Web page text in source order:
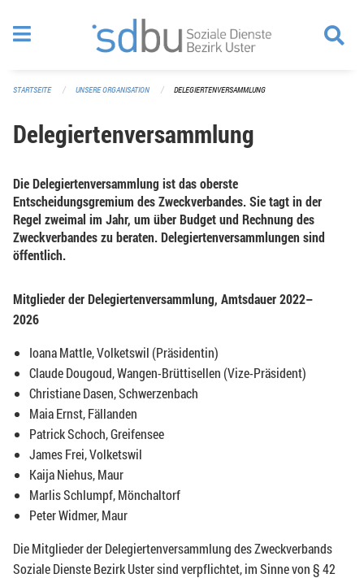
STARTSEITE UNSERE ORGANISATION DELEGIERTENVERSAMMLUNG
Delegiertenversammlung
Die Delegiertenversammlung ist das oberste
Entscheidungsgremium des Zweckverbandes. Sie tagt in der
Regel zweimal im Jahr, um über Budget und Rechnung des
Zweckverbandes zu beraten. Delegiertenversammlungen sind
öffentlich.
Mitglieder der Delegiertenversammlung, Amtsdauer 2022–
2026
Ioana Mattle, Volketswil (Präsidentin)
Claude Dougoud, Wangen-Brüttisellen (Vize-Präsident)
Christiane Dasen, Schwerzenbach
Maia Ernst, Fällanden
Patrick Schoch, Greifensee
James Frei, Volketswil
Kaija Niehus, Maur
Marlis Schlumpf, Mönchaltorf
Peter Widmer, Maur
Die Mitglieder der Delegiertenversammlung des Zweckverbands
Soziale Dienste Bezirk Uster sind verpflichtet, im Sinne von § 42